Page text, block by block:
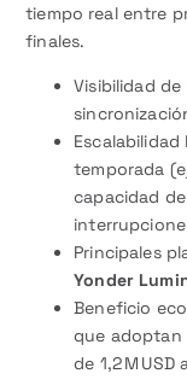
tiempo real entre
finales.
Visibilidad de
temporada
capacidad
Principales
Yonder
Beneficio
que adoptan
de 1,2 M